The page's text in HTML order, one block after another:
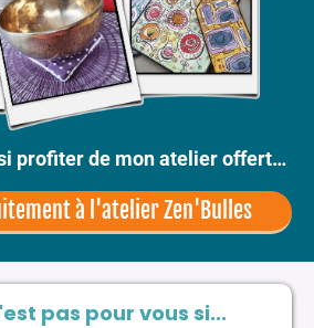
profiter de mon atelier offert…
à l'atelier Zen'Bulles
pas pour vous si...